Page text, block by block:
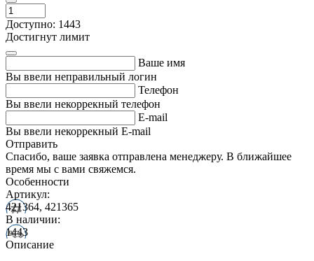
Доступно: 1443
Достигнут лимит
Ваше имя
Вы ввели неправильный логин
Телефон
Вы ввели некоррекный телефон
E-mail
Вы ввели некоррекный E-mail
Отправить
Спасибо, ваше заявка отправлена менеджеру. В ближайшее
время мы с вами свяжемся.
Особенности
Артикул:
421364, 421365
В наличии:
1443
Описание